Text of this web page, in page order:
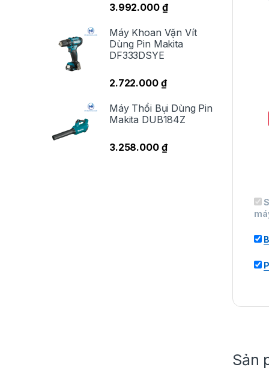
Sản
3.992.000 ₫
Máy Khoan Vặn Vít
Dùng Pin Makita
DF333DSYE
2.722.000 ₫
Máy Thổi Bụi Dùng Pin
Makita DUB184Z
3.258.000 ₫